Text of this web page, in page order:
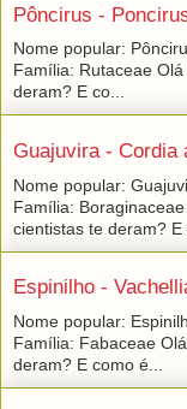
Pôncirus -
Nome popular:
Família: Rutaceae
deram? E co...
Guajuvira - Cordia
Nome popular:
Família:
cientistas te deram? E
Espinilho -
Nome popular:
Família: Fabaceae
deram? E como é...